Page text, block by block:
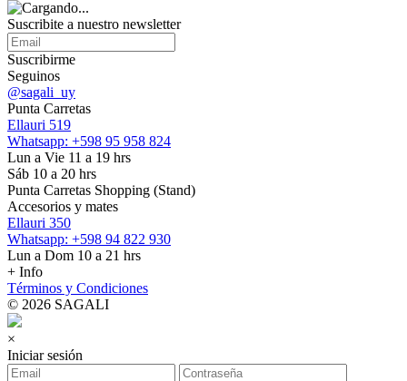
Suscribite a nuestro newsletter
Suscribirme
Seguinos
@sagali_uy
Punta Carretas
Ellauri 519
Whatsapp: +598 95 958 824
Lun a Vie 11 a 19 hrs
Sáb 10 a 20 hrs
Punta Carretas Shopping (Stand)
Accesorios y mates
Ellauri 350
Whatsapp: +598 94 822 930
Lun a Dom 10 a 21 hrs
+ Info
Términos y Condiciones
© 2026 SAGALI
×
Iniciar sesión